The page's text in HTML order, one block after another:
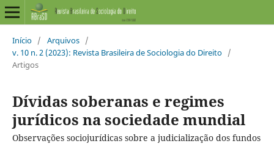
Início / Arquivos /
v. 10 n. 2 (2023): Revista Brasileira de Sociologia do Direito /
Artigos
Dívidas soberanas e regimes
jurídicos na sociedade mundial
Observações sociojurídicas sobre a judicialização dos fundos